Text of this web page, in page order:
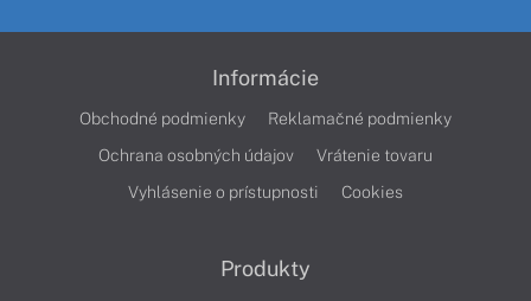
Informácie
Obchodné podmienky
Reklamačné podmienky
Ochrana osobných údajov
Vrátenie tovaru
Vyhlásenie o prístupnosti
Cookies
Produkty